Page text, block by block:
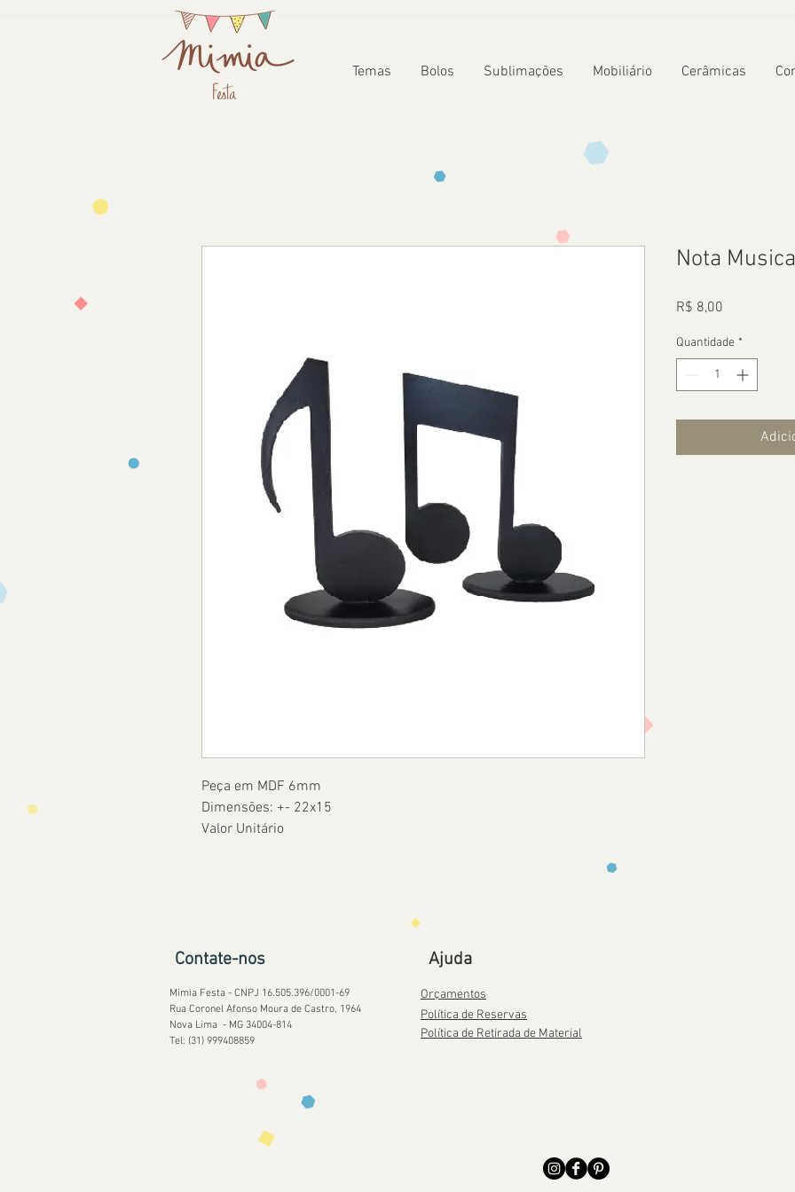
Temas Bolos Sublimações Mobiliário Cerâmicas
Peça em MDF 6mm
Dimensões: +- 22x15
Valor Unitário
Nota
R$ 8,00
Quantidade *
Contate-nos
Mimia Festa - CNPJ 16.505.396/0001-69
Rua Coronel Afonso Moura de Castro, 1964
Nova Lima - MG 34004-814
Tel: (31) 999408859
Ajuda
Orçamentos
Política de Reservas
Política de Retirada de Material